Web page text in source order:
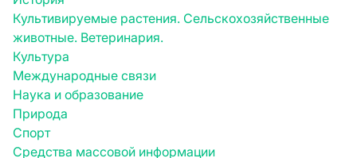
Культивируемые растения. Сельскохозяйственные
животные. Ветеринария.
Культура
Международные связи
Наука и образование
Природа
Спорт
Средства массовой информации